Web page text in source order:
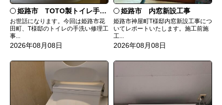
姫路市 TOTO製トイレ手洗いの水漏れ修理
お世話になります。今回は姫路市花
田町、T様邸のトイレの手洗い修理工
事...
2026年08月08日
姫路市 内窓新設工事
姫路市神屋町T様邸内窓新設工事につ
いてレポートいたします。施工前施
工...
2026年08月08日